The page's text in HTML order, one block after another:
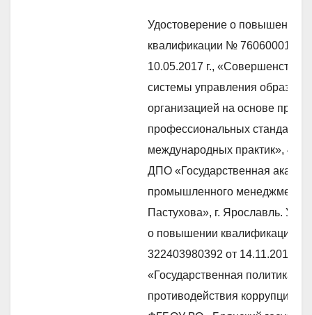
Удостоверение о повышении
квалификации №
10.05.2017 г.,
системы управления
организацией на основе
профессиональных
международных практик», 48
ДПО «Государственная
промышленного
Пастухова», г. Ярославль.
о повышении квалификации №
322403980392 от 14.11.2018 г.,
«Государственная политика в
противодействия коррупции»,